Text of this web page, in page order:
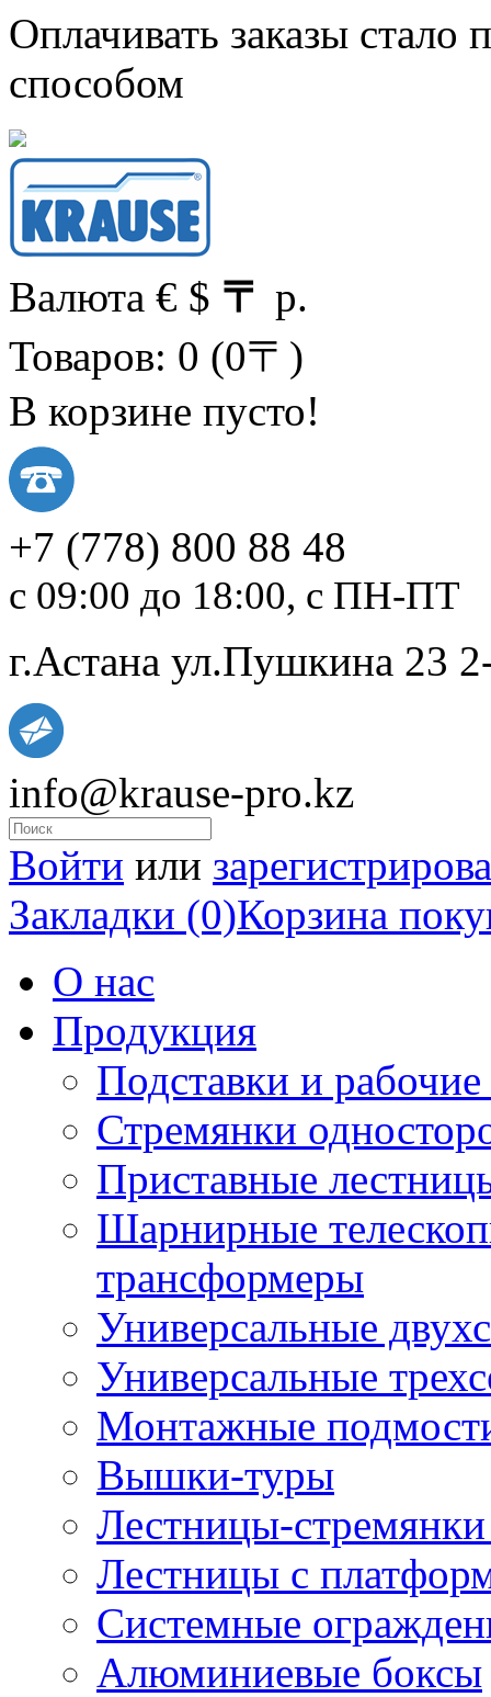
Оплачивать заказы
способом
Валюта € $ 〒 р.
Товаров: 0 (0〒)
В корзине пусто!
+7 (778) 800 88 48
с 09:00 до 18:00, с ПН-ПТ
г.Астана ул.Пушкина 23
info@krause-pro.kz
Войти или
Закладки (0)Корзина
О нас
Продукция
Подставки и
Стремянки
Приставные
Шарнирные
трансформеры
Универсальные
Универсальные
Монтажные
Вышки-туры
Лестницы-стремянки
Лестницы с
Системные
Алюминиевые боксы